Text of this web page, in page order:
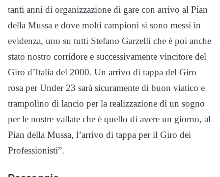
tanti anni di organizzazione di gare con arrivo al Pian
della Mussa e dove molti campioni si sono messi in
evidenza, uno su tutti Stefano Garzelli che è poi anche
stato nostro corridore e successivamente vincitore del
Giro d’Italia del 2000. Un arrivo di tappa del Giro
rosa per Under 23 sarà sicuramente di buon viatico e
trampolino di lancio per la realizzazione di un sogno
per le nostre vallate che è quello di avere un giorno, al
Pian della Mussa, l’arrivo di tappa per il Giro dei
Professionisti”.